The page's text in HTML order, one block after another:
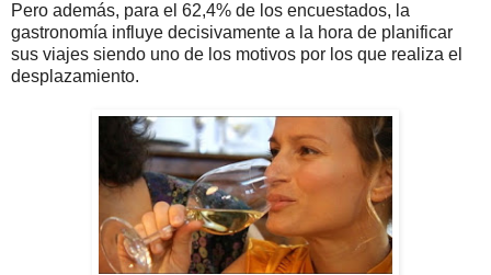
Pero además, para el 62,4% de los encuestados, la
gastronomía influye decisivamente a la hora de planificar
sus viajes siendo uno de los motivos por los que realiza el
desplazamiento.